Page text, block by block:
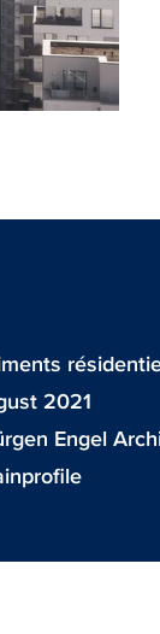
2021
Engel